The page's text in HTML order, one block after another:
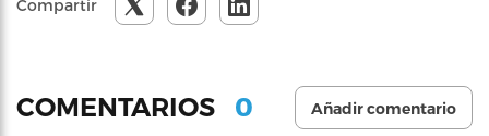
Compartir
COMENTARIOS 0 Añadir comentario